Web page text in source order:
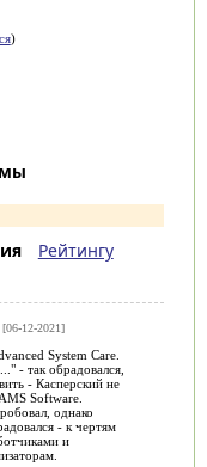
)
Рейтингу
12-2021]
System Care.
- так обрадовался,
- Касперский не
Software.
однако
- к чертям
и